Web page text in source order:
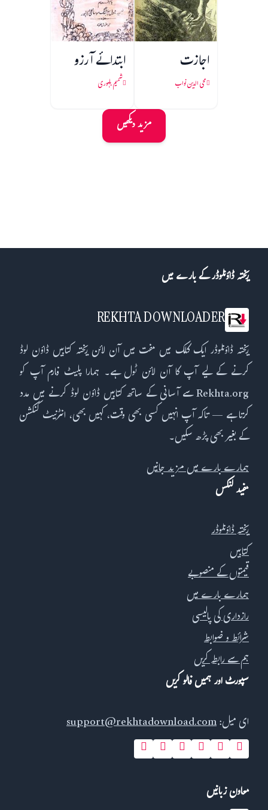
اجازت
محی الدین نواب
ابتدائے آرزو
شمیم بلہوری
مزید دیکھیں
ریختہ ڈاؤنلوڈر کے بارے میں
REKHTA DOWNLOADER
ریختہ ڈاؤنلوڈر ایک کلک میں مفت میں آن لائن ریختہ کتابیں ڈاؤن لوڈ
کرنے کے لیے آپ کا آن لائن ٹول ہے۔ ہمارا پلیٹ فارم آپ کو
Rekhta.org سے آسانی کے ساتھ کتابیں ڈاؤن لوڈ کرنے میں مدد
کرتا ہے — تاکہ آپ انہیں کسی بھی وقت، کہیں بھی، انٹرنیٹ کنکشن
کے بغیر بھی پڑھ سکیں۔
ہمارے بارے میں مزید جانیں
مفید لنکس
ریختہ ڈاؤنلوڈر
کتابیں
قیمتوں کے منصوبے
ہمارے بارے میں
رازداری کی پالیسی
شرائط و ضوابط
ہم سے رابطہ کریں
سپورٹ اور ہمیں فالو کریں
ای میل:support@rekhtadownload.com
معاون زبانیں